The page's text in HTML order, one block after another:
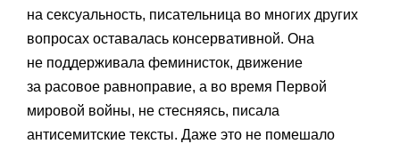
на сексуальность, писательница во многих других
вопросах оставалась консервативной. Она
не поддерживала феминисток, движение
за расовое равноправие, а во время Первой
мировой войны, не стесняясь, писала
антисемитские тексты. Даже это не помешало